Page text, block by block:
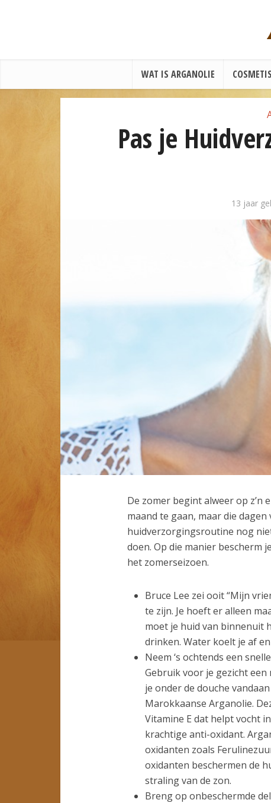
WAT IS ARGANOLIE
Pas je
13 jaar
De zomer begint alweer op z’n
maand te gaan, maar die
huidverzorgingsroutine nog
doen. Op die manier bescherm
het zomerseizoen.
Bruce Lee zei ooit “Mijn
te zijn. Je hoeft er alleen
moet je huid van binnenuit
drinken. Water koelt je af
Neem ‘s ochtends een
Gebruik voor je gezicht
je onder de douche
Marokkaanse Arganolie.
Vitamine E dat helpt vocht
krachtige anti-oxidant.
oxidanten zoals
oxidanten beschermen de
straling van de zon.
Breng op onbeschermde